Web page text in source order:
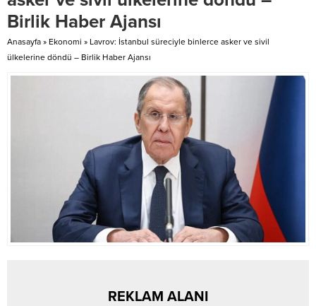
tamamlandığında, bölgedeki
ulaşım standardının yükselmesi
ve vatandaşların daha konforlu
bir...
etti. “Bu projelerle şehrimize
Birlik Haber Ajansı
Anasayfa » Ekonomi » Lavrov: İstanbul süreciyle binlerce asker ve sivil
ülkelerine döndü – Birlik Haber Ajansı
REKLAM ALANI